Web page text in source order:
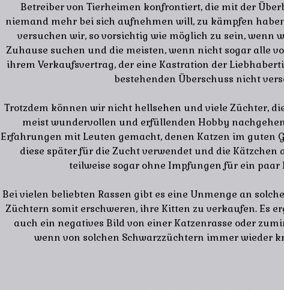
Betreiber von Tierheimen konfrontiert, die mit der
niemand mehr bei sich aufnehmen will, zu kämpfen
versuchen wir, so vorsichtig wie möglich zu sein, wenn
Zuhause suchen und die meisten, wenn nicht sogar alle
ihrem Verkaufsvertrag, der eine Kastration der
bestehenden Überschuss nicht
Trotzdem können wir nicht hellsehen und viele Züchter,
meist wundervollen und erfüllenden Hobby
Erfahrungen mit Leuten gemacht, denen Katzen im guten
diese später für die Zucht verwendet und die Kätzchen
teilweise sogar ohne Impfungen für ein paar
Bei vielen beliebten Rassen gibt es eine Unmenge an
Züchtern somit erschweren, ihre Kitten zu verkaufen. Es
auch ein negatives Bild von einer Katzenrasse oder
wenn von solchen Schwarzzüchtern immer wieder